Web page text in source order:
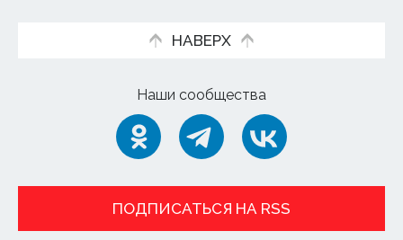
НАВЕРХ
Наши сообщества
ПОДПИСАТЬСЯ НА RSS